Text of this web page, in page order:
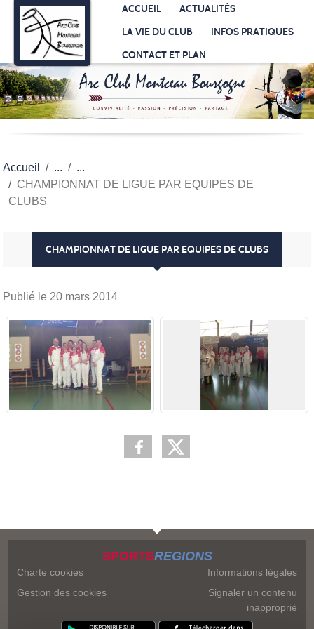
ACCUEIL
ACTUALITÉS
LA VIE DU CLUB
INFOS PRATIQUES
CONTACT ET PLAN
Accueil
CHAMPIONNAT DE LIGUE PAR EQUIPES DE
CLUBS
CHAMPIONNAT DE LIGUE PAR EQUIPES DE CLUBS
Publié le 20 mars 2014
SPORTSREGIONS
Charte cookies
Gestion des cookies
Informations légales
Signaler un contenu
inapproprié
Panneau de gestion des cookies